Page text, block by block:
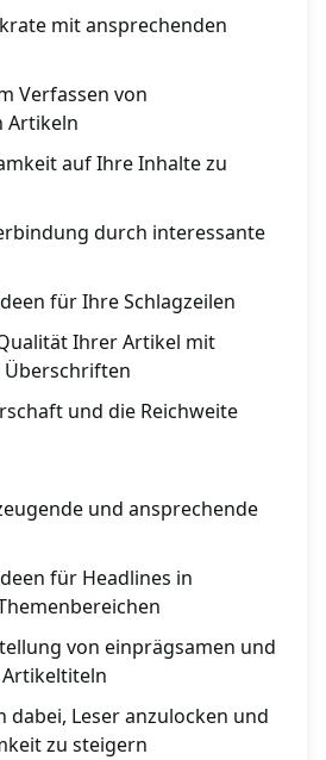
mit ansprechenden
Verfassen von
Artikeln
auf Ihre Inhalte zu
durch interessante
für Ihre Schlagzeilen
Ihrer Artikel mit
und die Reichweite
und ansprechende
für Headlines in
von einprägsamen und
Leser anzulocken und
zu steigern